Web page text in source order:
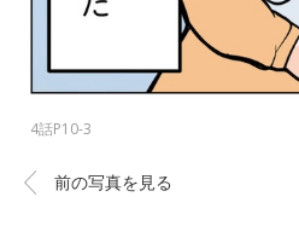
4話P10-3
前の写真を見る